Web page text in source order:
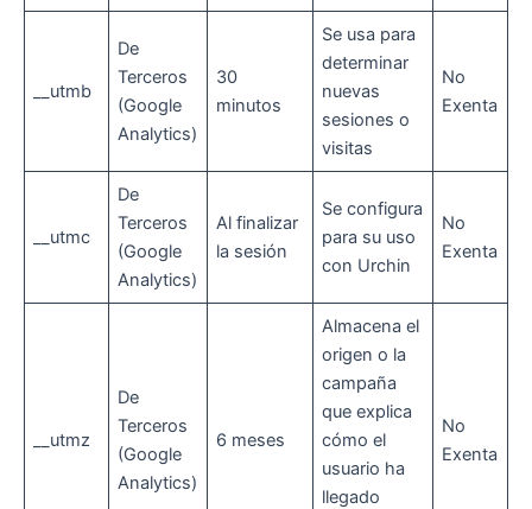
__utmb
De
Terceros
(Google
Analytics)
30
minutos
Se usa para
determinar
nuevas
sesiones o
visitas
No
Exenta
__utmc
De
Terceros
(Google
Analytics)
Al finalizar
la sesión
Se configura
para su uso
con Urchin
No
Exenta
__utmz
De
Terceros
(Google
Analytics)
6 meses
Almacena el
origen o la
campaña
que explica
cómo el
usuario ha
llegado
No
Exenta